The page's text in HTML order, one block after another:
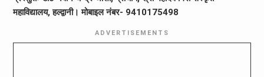
महाविद्यालय, हल्द्वानी। मोबाइल नंबर- 9410175498
ADVERTISEMENTS